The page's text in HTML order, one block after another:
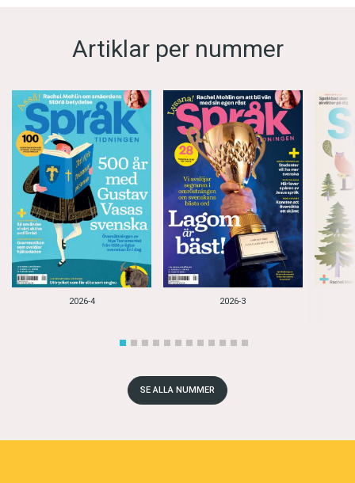
Artiklar per nummer
2026-4 2026-3
SE ALLA NUMMER